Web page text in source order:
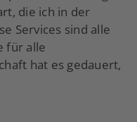
die ich in der
Services sind alle
für alle
hat es gedauert,